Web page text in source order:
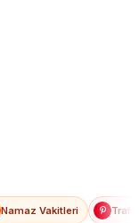
Namaz Vakitleri